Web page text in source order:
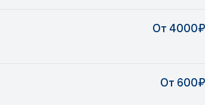
От 4000₽
От 600₽